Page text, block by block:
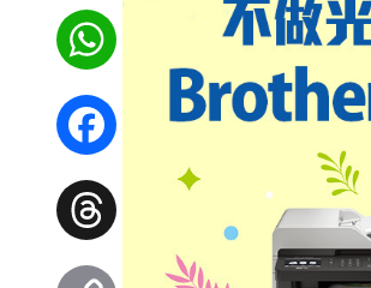
WhatsApp
Facebook
Threads